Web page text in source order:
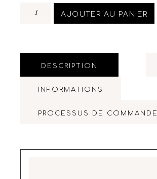
AJOUTER AU PANIER
DESCRIPTION
INFORMATIONS
PROCESSUS DE COMMANDE